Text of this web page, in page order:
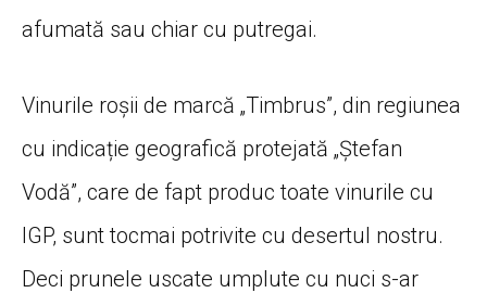
afumată sau chiar cu putregai.
Vinurile roșii de marcă „Timbrus”, din regiunea
cu indicație geografică protejată „Ștefan
Vodă”, care de fapt produc toate vinurile cu
IGP, sunt tocmai potrivite cu desertul nostru.
Deci prunele uscate umplute cu nuci s-ar